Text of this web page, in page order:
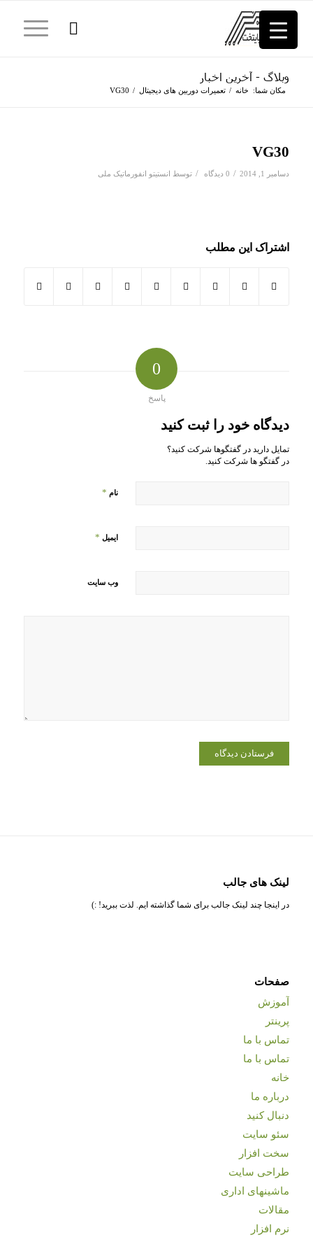
وبلاگ - آخرین اخبار
مکان شما: خانه / تعمیرات دوربین های دیجیتال /
VG30
VG30
دسامبر 1, 2014 / 0 دیدگاه / توسط انستیتو انفورماتیک ملی
اشتراک این مطلب
0
پاسخ
دیدگاه خود را ثبت کنید
تمایل دارید در گفتگوها شرکت کنید؟
در گفتگو ها شرکت کنید.
نام *
ایمیل *
وب‌ سایت
لینک های جالب
در اینجا چند لینک جالب برای شما گذاشته ایم. لذت ببرید! :)
صفحات
آموزش
پرینتر
تماس با ما
تماس با ما
خانه
درباره ما
دنبال کنید
سئو سایت
سخت افزار
طراحی سایت
ماشینهای اداری
مقالات
نرم افزار